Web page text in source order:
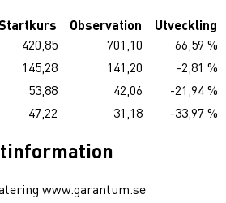
Observation
Utveckling
420,85 701,10
66,59 %
145,28 141,20
-2,81 %
53,88 42,06
-21,94 %
47,22 31,18 -33,97 %
www.garantum.se